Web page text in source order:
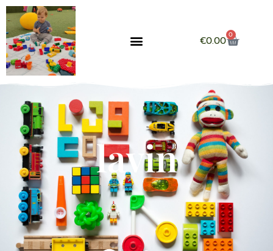
€0.00 0
lavin